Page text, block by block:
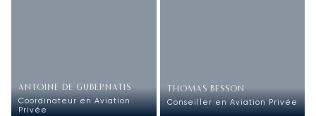
ANTOINE DE GUBERNATIS
Coordinateur en Aviation
Privée
THOMAS BESSON
Conseiller en Aviation Privée